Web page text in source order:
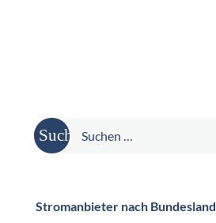
Suche
nach:
Stromanbieter nach Bundesland